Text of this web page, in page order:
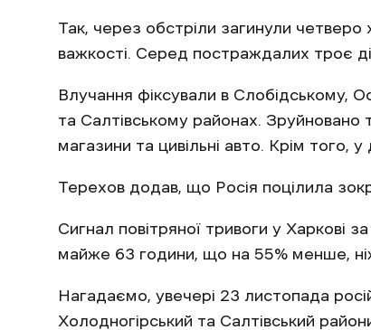
Так, через обстріли загинули четверо
важкості. Серед постраждалих троє
Влучання фіксували в Слобідському,
та Салтівському районах.
магазини та цивільні авто. Крім того,
Терехов додав, що Росія поцілила
Сигнал повітряної тривоги у Харкові
майже 63 години, що на 55% менше,
Нагадаємо, увечері 23 листопада
Холодногірський та Салтівський